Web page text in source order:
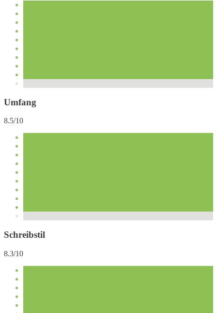
Umfang
8.5/10
Schreibstil
8.3/10